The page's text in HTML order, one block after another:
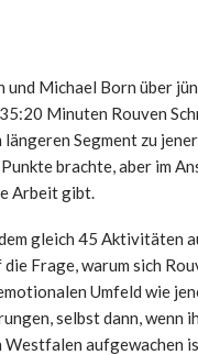
und Michael Born über
Minuten Rouven
Segment zu
brachte, aber im
Arbeit gibt.
gleich 45 Aktivitäten
Frage, warum sich
Umfeld wie
selbst dann, wenn
aufgewachen